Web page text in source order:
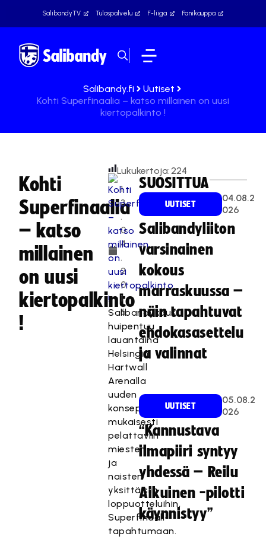
SalibandyTV Tulospalvelu F-liiga Fanikauppa
Salibandy.fi
Uutiset
Kohti Superfinaalia – katso millainen on uusi
kiertopalkinto !
Kohti
Superfinaalia
– katso
millainen
on uusi
kiertopalkinto
!
1
3
.
0
4
.
2
0
1
6
Lukukertoja:224
Salibandykausi
huipentuu
lauantaina
Helsingin
Hartwall
Arenalla
uuden
konseptin
mukaisesti
pelattaviin
miesten
ja
naisten
yksittäisiin
loppuotteluihin,
Superfinaali-
tapahtumaan.
SUOSITTUA
UUTISET
04.08.2
026
Salibandyliiton
varsinainen
kokous
marraskuussa –
näin tapahtuvat
ehdokasasettelu
ja valinnat
UUTISET
05.08.2
026
“Kannustava
ilmapiiri syntyy
yhdessä – Reilu
Aikuinen -pilotti
käynnistyy”